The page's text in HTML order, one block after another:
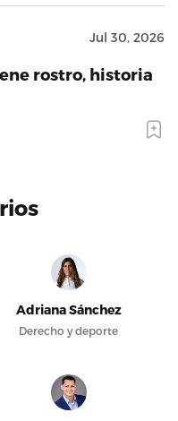
Jul 30, 2026
rostro, historia
Adriana Sánchez
Derecho y deporte